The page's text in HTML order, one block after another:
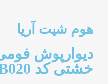
هوم شیت آریا
دیوارپوش
خشتی کد CB020